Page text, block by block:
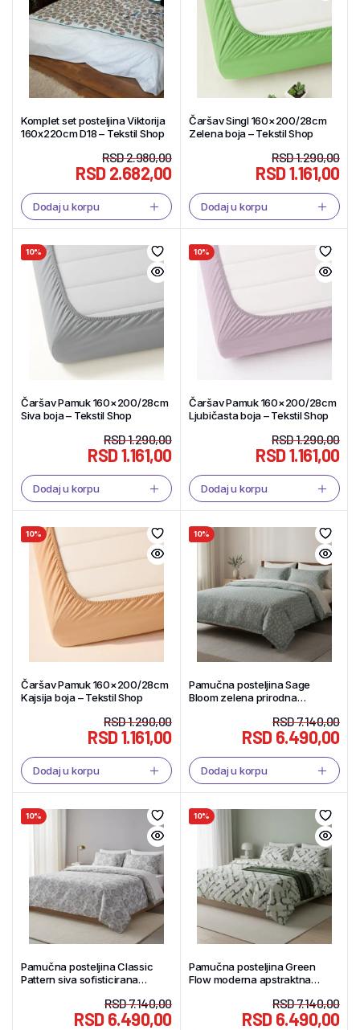
Komplet set posteljina Viktorija
160x220cm D18 – Tekstil Shop
RSD2.980,00
RSD2.682,00
Dodaj u korpu
Čaršav Singl 160×200/28cm
Zelena boja – Tekstil Shop
RSD1.290,00
RSD1.161,00
Dodaj u korpu
10%
Čaršav Pamuk 160×200/28cm
Siva boja – Tekstil Shop
RSD1.290,00
RSD1.161,00
Dodaj u korpu
10%
Čaršav Pamuk 160×200/28cm
Ljubičasta boja – Tekstil Shop
RSD1.290,00
RSD1.161,00
Dodaj u korpu
10%
Čaršav Pamuk 160×200/28cm
Kajsija boja – Tekstil Shop
RSD1.290,00
RSD1.161,00
Dodaj u korpu
10%
Pamučna posteljina Sage
Bloom zelena prirodna
RSD7.140,00
RSD6.490,00
Dodaj u korpu
10%
Pamučna posteljina Classic
Pattern siva sofisticirana
RSD7.140,00
RSD6.490,00
10%
Pamučna posteljina Green
Flow moderna apstraktna
RSD7.140,00
RSD6.490,00